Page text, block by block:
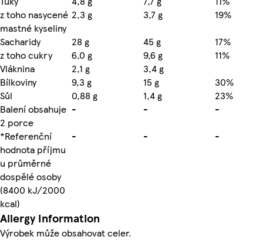
z toho nasycené
mastné kyseliny
2,3 g 3,7 g
19%
Sacharidy
28 g 45 g
17%
z toho cukry
6,0 g 9,6 g
11%
Vláknina
2,1 g
3,4 g
Bílkoviny
9,3 g 15 g
30%
Sůl
0,88 g 1,4 g
23%
Balení obsahuje
2 porce
- -
-
*Referenční
hodnota příjmu
u průměrné
dospělé osoby
(8400 kJ/2000
kcal)
- - -
Allergy Information
Výrobek může obsahovat celer.